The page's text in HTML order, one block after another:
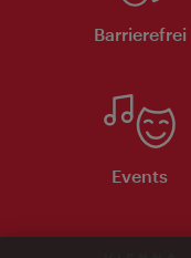
Barrierefrei
Events